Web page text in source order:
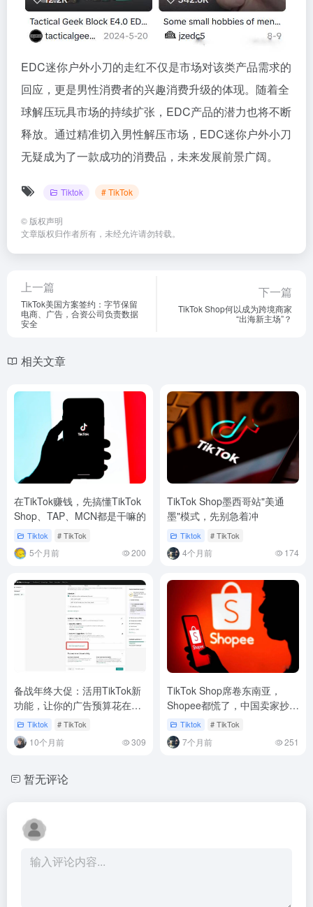
EDC迷你户外小刀的走红不仅是市场对该类产品需求的
回应，更是男性消费者的兴趣消费升级的体现。随着全
球解压玩具市场的持续扩张，EDC产品的潜力也将不断
释放。通过精准切入男性解压市场，EDC迷你户外小刀
无疑成为了一款成功的消费品，未来发展前景广阔。
Tiktok # TikTok
© 版权声明
文章版权归作者所有，未经允许请勿转载。
上一篇
TikTok美国方案签约：字节保留
电商、广告，合资公司负责数据
安全
下一篇
TikTok Shop何以成为跨境商家
“出海新主场”？
相关文章
在TikTok赚钱，先搞懂TikTok
Shop、TAP、MCN都是干嘛的
Tiktok # TikTok
5个月前 200
TikTok Shop墨西哥站"美通
墨"模式，先别急着冲
Tiktok # TikTok
4个月前 174
备战年终大促：活用TikTok新
功能，让你的广告预算花在刀
刃上Tiktok # TikTok
10个月前 309
TikTok Shop席卷东南亚，
Shopee都慌了，中国卖家抄旧
作业就能赚？
Tiktok # TikTok
7个月前 251
暂无评论